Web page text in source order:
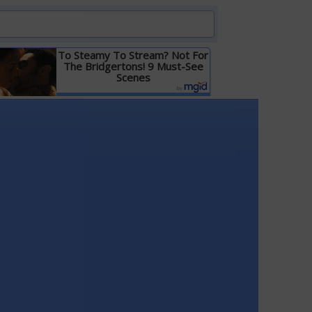
To Steamy To Stream? Not For
The Bridgertons! 9 Must-See
Scenes
Детальніше